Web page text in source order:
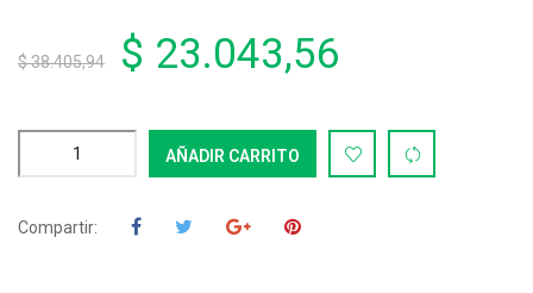
$ 38.405,94 $ 23.043,56
AÑADIR CARRITO
Compartir: